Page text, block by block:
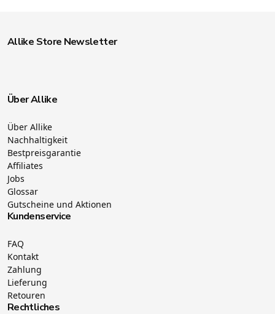
Allike Store Newsletter
Über Allike
Über Allike
Nachhaltigkeit
Bestpreisgarantie
Affiliates
Jobs
Glossar
Gutscheine und Aktionen
Kundenservice
FAQ
Kontakt
Zahlung
Lieferung
Retouren
Rechtliches